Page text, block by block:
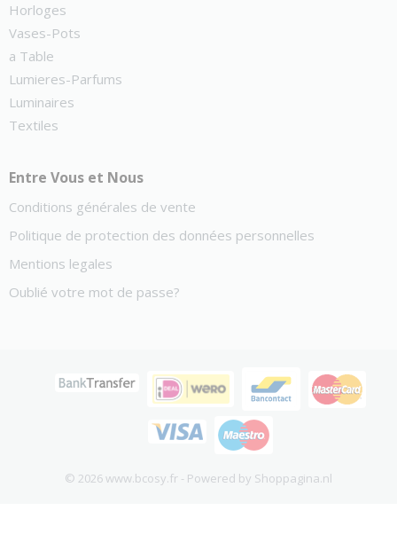
Horloges
Vases-Pots
a Table
Lumieres-Parfums
Luminaires
Textiles
Entre Vous et Nous
Conditions générales de vente
Politique de protection des données personnelles
Mentions legales
Oublié votre mot de passe?
© 2026 www.bcosy.fr - Powered by Shoppagina.nl